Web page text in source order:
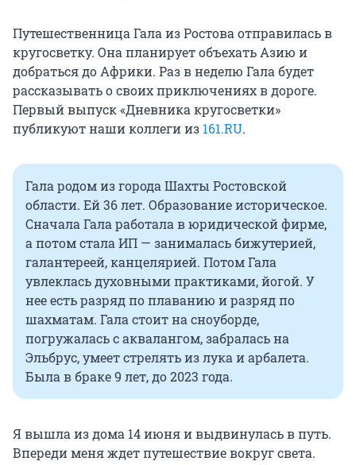
Путешественница Гала из Ростова отправилась в
кругосветку. Она планирует объехать Азию и
добраться до Африки. Раз в неделю Гала будет
рассказывать о своих приключениях в дороге.
Первый выпуск «Дневника кругосветки»
публикуют наши коллеги из 161.RU.
Гала родом из города Шахты Ростовской
области. Ей 36 лет. Образование историческое.
Сначала Гала работала в юридической фирме,
а потом стала ИП — занималась бижутерией,
галантереей, канцелярией. Потом Гала
увлеклась духовными практиками, йогой. У
нее есть разряд по плаванию и разряд по
шахматам. Гала стоит на сноуборде,
погружалась с аквалангом, забралась на
Эльбрус, умеет стрелять из лука и арбалета.
Была в браке 9 лет, до 2023 года.
Я вышла из дома 14 июня и выдвинулась в путь.
Впереди меня ждет путешествие вокруг света.